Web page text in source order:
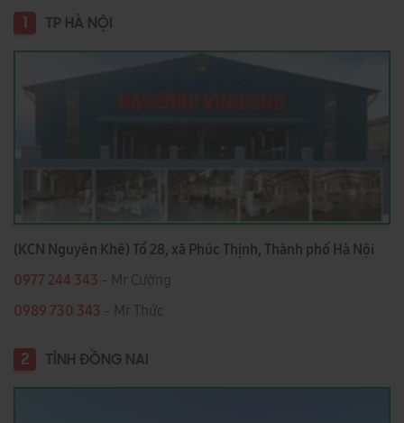
1 TP HÀ NỘI
(KCN Nguyên Khê) Tổ 28, xã Phúc Thịnh, Thành phố Hà Nội
0977 244 343 - Mr Cường
0989 730 343 - Mr Thức
2 TỈNH ĐỒNG NAI